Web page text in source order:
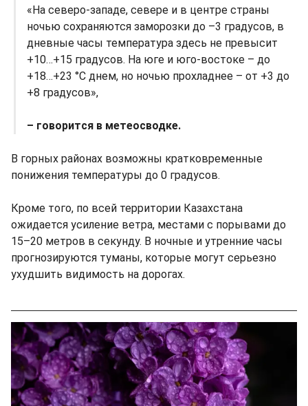
«На северо-западе, севере и в центре страны
ночью сохраняются заморозки до –3 градусов, в
дневные часы температура здесь не превысит
+10…+15 градусов. На юге и юго-востоке – до
+18…+23 °C днем, но ночью прохладнее – от +3 до
+8 градусов»,
– говорится в метеосводке.
B горных районах возможны кратковременные
понижения температуры до 0 градусов.
Кроме того, по всей территории Казахстана
ожидается усиление ветра, местами с порывами до
15–20 метров в секунду. В ночные и утренние часы
прогнозируются туманы, которые могут серьезно
ухудшить видимость на дорогах.